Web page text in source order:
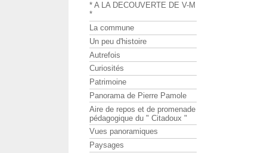
* A LA DECOUVERTE DE V-M
*
La commune
Un peu d'histoire
Autrefois
Curiosités
Patrimoine
Panorama de Pierre Pamole
Aire de repos et de promenade
pédagogique du " Citadoux "
Vues panoramiques
Paysages